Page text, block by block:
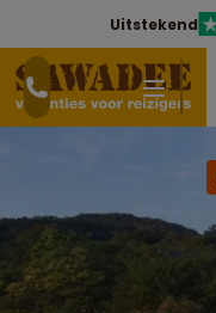
Uitstekend